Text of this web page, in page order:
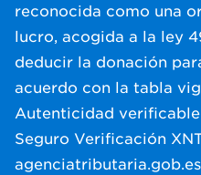
reconocida como una
lucro, acogida a la ley
deducir la donación
acuerdo con la tabla
Autenticidad
Seguro Verificación
agenciatributaria.gob.es